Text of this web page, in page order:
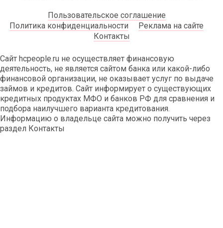
Пользовательское соглашение
Политика конфиденциальности
Реклама на сайте
Контакты
Сайт hcpeople.ru не осуществляет финансовую
деятельность, не является сайтом банка или какой-либо
финансовой организации, не оказывает услуг по выдаче
займов и кредитов. Сайт информирует о существующих
кредитных продуктах МФО и банков РФ для сравнения и
подбора наилучшего варианта кредитования.
Информацию о владельце сайта можно получить через
раздел Контакты